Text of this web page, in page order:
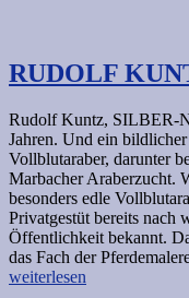
RUDOLF
Rudolf Kuntz, SILBER-
Jahren. Und ein
Vollblutaraber, darunter
Marbacher Araberzucht.
besonders edle
Privatgestüt bereits nach
Öffentlichkeit bekannt.
das Fach der
weiterlesen